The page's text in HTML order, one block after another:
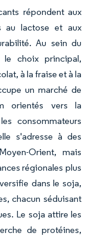
répondent aux
au lactose et aux
Au sein du
choix principal,
à la fraise et à la
un marché de
orientés vers la
consommateurs
s'adresse à des
Orient, mais
régionales plus
dans le soja,
chacun séduisant
Le soja attire les
de protéines,